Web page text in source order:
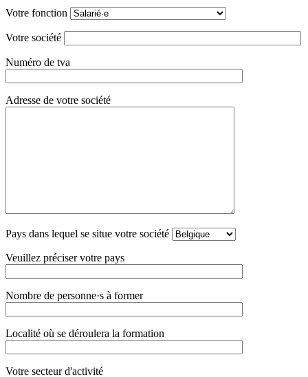
Votre fonction
Votre société
Numéro de tva
Adresse de votre société
Pays dans lequel se situe votre société
Veuillez préciser votre pays
Nombre de personne·s à former
Localité où se déroulera la formation
Votre secteur d'activité